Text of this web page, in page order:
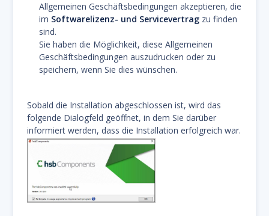
Allgemeinen Geschäftsbedingungen akzeptieren, die
im Softwarelizenz- und Servicevertrag zu finden
sind.
Sie haben die Möglichkeit, diese Allgemeinen
Geschäftsbedingungen auszudrucken oder zu
speichern, wenn Sie dies wünschen.
Sobald die Installation abgeschlossen ist, wird das
folgende Dialogfeld geöffnet, in dem Sie darüber
informiert werden, dass die Installation erfolgreich war.